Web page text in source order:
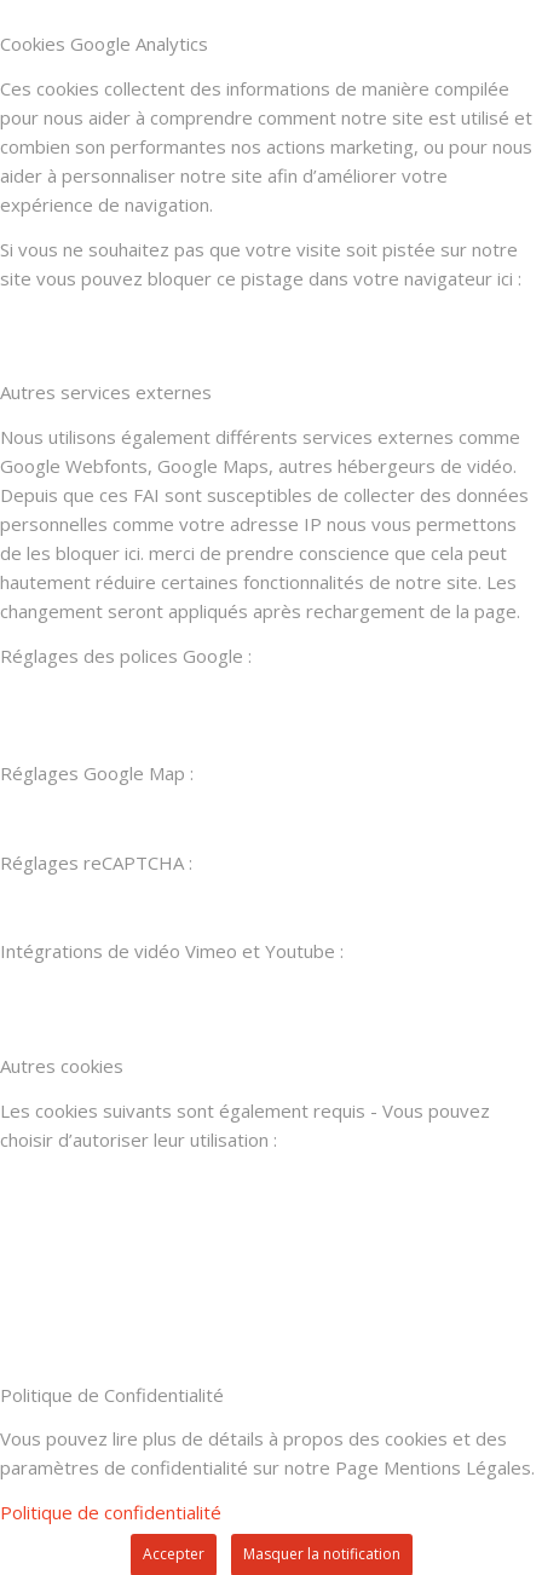
Cookies Google Analytics
Ces cookies collectent des informations de manière compilée
pour nous aider à comprendre comment notre site est utilisé et
combien son performantes nos actions marketing, ou pour nous
aider à personnaliser notre site afin d’améliorer votre
expérience de navigation.
Si vous ne souhaitez pas que votre visite soit pistée sur notre
site vous pouvez bloquer ce pistage dans votre navigateur ici :
Autres services externes
Nous utilisons également différents services externes comme
Google Webfonts, Google Maps, autres hébergeurs de vidéo.
Depuis que ces FAI sont susceptibles de collecter des données
personnelles comme votre adresse IP nous vous permettons
de les bloquer ici. merci de prendre conscience que cela peut
hautement réduire certaines fonctionnalités de notre site. Les
changement seront appliqués après rechargement de la page.
Réglages des polices Google :
Réglages Google Map :
Réglages reCAPTCHA :
Intégrations de vidéo Vimeo et Youtube :
Autres cookies
Les cookies suivants sont également requis - Vous pouvez
choisir d’autoriser leur utilisation :
Politique de Confidentialité
Vous pouvez lire plus de détails à propos des cookies et des
paramètres de confidentialité sur notre Page Mentions Légales.
Politique de confidentialité
Accepter Masquer la notification